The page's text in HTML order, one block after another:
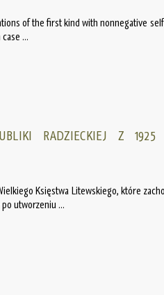
of the first kind with nonnegative
...
RADZIECKIEJ Z
Księstwa Litewskiego, które
utworzeniu ...